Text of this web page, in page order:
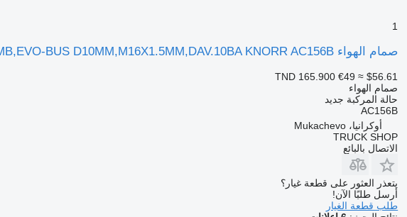
1
صمام الهواء IVECO OGRANIChITEL DAVLENIYa MB,EVO-BUS D10MM,M16X1.5MM,DAV.10BA KNORR AC156B لـ الشاحنات IVECO EUROCARGO, EUROTECH 01.91
TND 165.900 €49 ≈ $56.61
صمام الهواء
حالة المركبة جديد
AC156B
أوكرانيا، Mukachevo
TRUCK SHOP
الاتصال بالبائع
يتعذر العثور على قطعة غيار؟
أرسل طلبًا الآن!
طلب قطعة الغيار